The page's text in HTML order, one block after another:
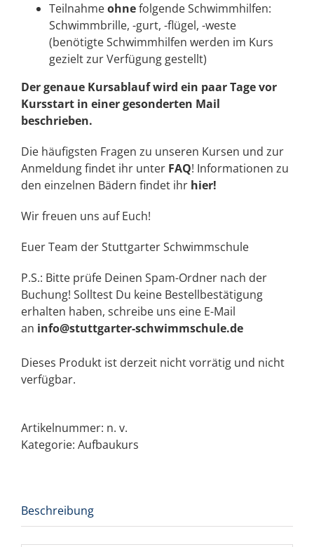
Teilnahmeohnefolgende Schwimmhilfen:
Schwimmbrille, -gurt, -flügel, -weste
(benötigte Schwimmhilfen werden im Kurs
gezielt zur Verfügung gestellt)
Der genaue Kursablauf wird ein paar Tage vor
Kursstart in einer gesonderten Mail
beschrieben.
Die häufigsten Fragen zu unseren Kursen und zur
Anmeldung findet ihr unter FAQ! Informationen zu
den einzelnen Bädern findet ihr hier!
Wir freuen uns auf Euch!
Euer Team der Stuttgarter Schwimmschule
P.S.: Bitte prüfe Deinen Spam-Ordner nach der
Buchung! Solltest Du keine Bestellbestätigung
erhalten haben, schreibe uns eine E-Mail
an info@stuttgarter-schwimmschule.de
Dieses Produkt ist derzeit nicht vorrätig und nicht
verfügbar.
Artikelnummer: n. v.
Kategorie: Aufbaukurs
Beschreibung